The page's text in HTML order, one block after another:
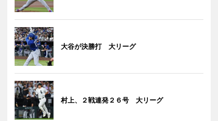
大谷が決勝打 大リーグ
村上、２戦連発２６号 大リーグ